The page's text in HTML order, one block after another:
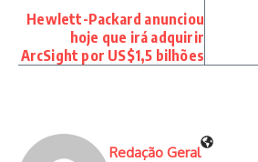
Hewlett-Packard anunciou
hoje que irá adquirir
ArcSight por US$1,5 bilhões
Redação Geral